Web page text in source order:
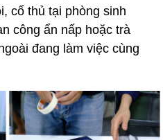
cố thủ tại phòng sinh
công ẩn nấp hoặc trà
đang làm việc cùng